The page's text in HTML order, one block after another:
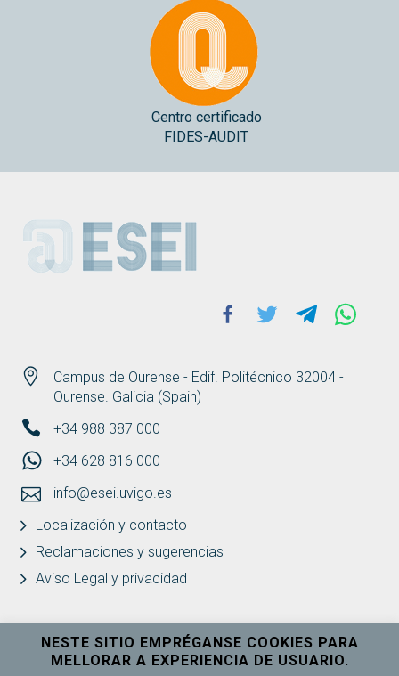
Centro certificado
FIDES-AUDIT
ESEI
Campus de Ourense - Edif. Politécnico 32004 -
Ourense. Galicia (Spain)
+34 988 387 000
+34 628 816 000
info@esei.uvigo.es
Localización y contacto
Reclamaciones y sugerencias
Aviso Legal y privacidad
Facebook
Twitter Telegram
NESTE SITIO EMPRÉGANSE COOKIES PARA
MELLORAR A EXPERIENCIA DE USUARIO.